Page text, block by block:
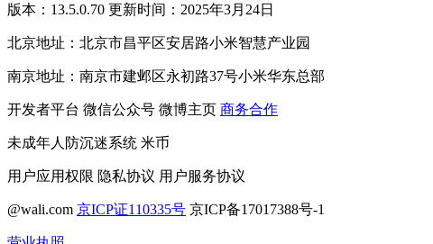
版本：13.5.0.70 更新时间：2025年3月24日
北京地址：北京市昌平区安居路小米智慧产业园
南京地址：南京市建邺区永初路37号小米华东总部
开发者平台 微信公众号 微博主页 商务合作
未成年人防沉迷系统 米币
用户应用权限 隐私协议 用户服务协议
@wali.com 京ICP证110335号 京ICP备17017388号-1